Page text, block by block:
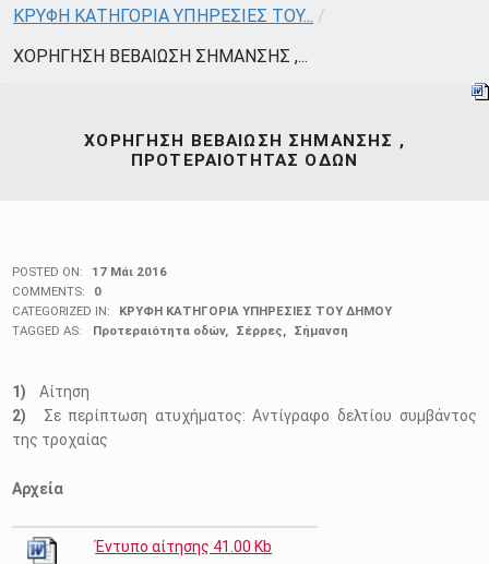
ΚΡΥΦΗ ΚΑΤΗΓΟΡΙΑ ΥΠΗΡΕΣΙΕΣ ΤΟΥ... /
ΧΟΡΗΓΗΣΗ ΒΕΒΑΙΩΣΗ ΣΗΜΑΝΣΗΣ ,...
ΧΟΡΗΓΗΣΗ ΒΕΒΑΙΩΣΗ ΣΗΜΑΝΣΗΣ ,
ΠΡΟΤΕΡΑΙΟΤΗΤΑΣ ΟΔΩΝ
POSTED ON:
17 Μάι 2016
COMMENTS:
0
CATEGORIZED IN:
ΚΡΥΦΗ ΚΑΤΗΓΟΡΙΑ ΥΠΗΡΕΣΙΕΣ ΤΟΥ ΔΗΜΟΥ
TAGGED AS:
Προτεραιότητα οδών Σέρρες Σήμανση
Αίτηση
Σε περίπτωση ατυχήματος: Αντίγραφο δελτίου συμβάντος
της τροχαίας
Αρχεία
Έντυπο αίτησης 41.00 Kb